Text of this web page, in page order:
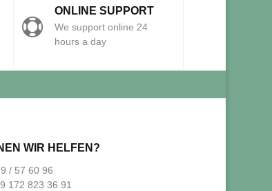

ONLINE SUPPORT
We support online 24
hours a day
WIR HELFEN?
/ 57 60 96
172 823 36 91